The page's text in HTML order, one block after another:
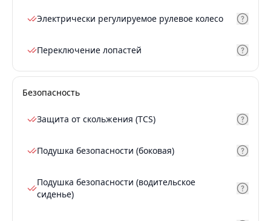
Электрически регулируемое рулевое колесо
Переключение лопастей
Безопасность
Защита от скольжения (TCS)
Подушка безопасности (боковая)
Подушка безопасности (водительское
сиденье)